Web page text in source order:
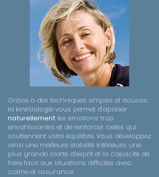
Grâce à des techniques simples et douces,
la kinésiologie vous permet d’apaiser
naturellement les émotions trop
envahissantes et de renforcer celles qui
soutiennent votre équilibre. Vous développez
ainsi une meilleure stabilité intérieure, une
plus grande clarté d’esprit et la capacité de
faire face aux situations difficiles avec
calme et assurance.